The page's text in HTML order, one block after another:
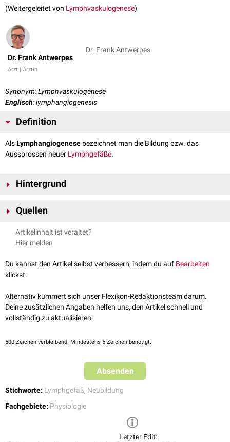
(Weitergeleitet von Lymphvaskulogenese)
Dr. Frank Antwerpes
Arzt | Ärztin
Dr. Frank Antwerpes
Synonym: Lymphvaskulogenese
Englisch: lymphangiogenesis
Definition
AlsLymphangiogenese bezeichnet man die Bildung bzw. das
Aussprossen neuer Lymphgefäße.
Hintergrund
Sie findet überwiegend während der
Bedingungen kaum vor, sondern nur im Rahmen von
Entzündungsprozessen
Die Proliferation von Lymphgefäßen wird durch verschiedene
Wachstumsfaktoren
wird. Ein Überangebot von VEGF-C und -D führt beitransgenenMäusen
zu einerHyperplasie der Lymphgefäße.
Ephrin-B2
Quellen
Ailsa Christiansen, Michael Detmar Lymphangiogenesis and
Cancer; Genes Cancer. 2011 Dec; 2(12): 1146–1158. doi:
22866206
Artikelinhalt ist veraltet?
Hier melden
Du kannst den Artikel selbst verbessern, indem du auf Bearbeiten
klickst.
Alternativ kümmert sich unser Flexikon-Redaktionsteam darum.
Deine zusätzlichen Angaben helfen uns, den Artikel schnell und
vollständig zu aktualisieren:
500 Zeichen verbleibend. Mindestens 5 Zeichen benötigt.
Absenden
Stichworte: Lymphgefäß, Neubildung
Fachgebiete: Physiologie
Letzter Edit: